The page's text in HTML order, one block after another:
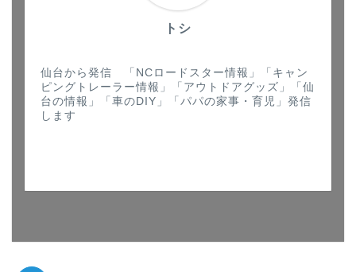
トシ
仙台から発信 「NCロードスター情報」「キャン
ピングトレーラー情報」「アウトドアグッズ」「仙
台の情報」「車のDIY」「パパの家事・育児」発信
します